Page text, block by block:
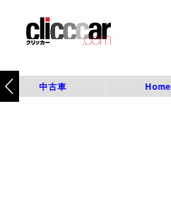
中古車 Home